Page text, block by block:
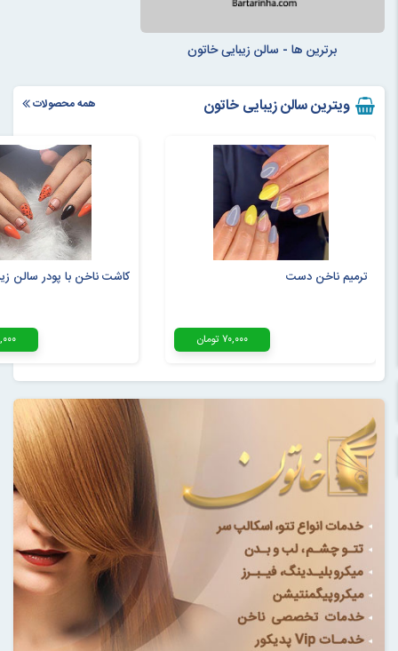
برترین ها - سالن زیبایی خاتون
ویترین سالن زیبایی خاتون همه محصولات
ترمیم ناخن دست
۷۰,۰۰۰ تومان
کاشت ناخن با پودر سالن